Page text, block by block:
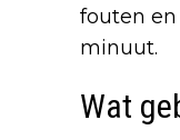
fouten
minuut.
Wat